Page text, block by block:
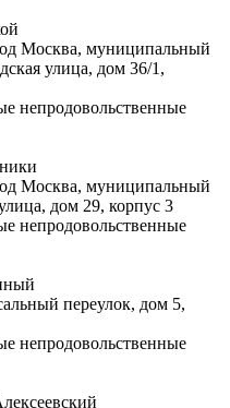
Москва, муниципальный
улица, дом 36/1,
непродовольственные
Москва, муниципальный
дом 29, корпус 3
непродовольственные
переулок, дом 5,
непродовольственные